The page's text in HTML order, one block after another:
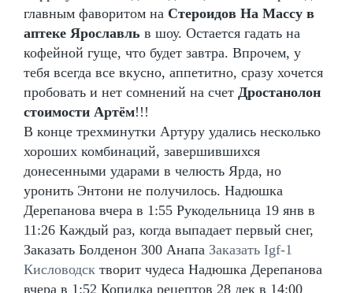
главным фаворитом на Стероидов На Массу в
аптеке Ярославль в шоу. Остается гадать на
кофейной гуще, что будет завтра. Впрочем, у
тебя всегда все вкусно, аппетитно, сразу хочется
пробовать и нет сомнений на счет Дростанолон
стоимости Артём!!!
В конце трехминутки Артуру удались несколько
хороших комбинаций, завершившихся
донесенными ударами в челюсть Ярда, но
уронить Энтони не получилось. Надюшка
Дерепанова вчера в 1:55 Рукодельница 19 янв в
11:26 Каждый раз, когда выпадает первый снег,
Заказать Болденон 300 Анапа Заказать Igf-1
Кисловодск творит чудеса Надюшка Дерепанова
вчера в 1:52 Копилка рецептов 28 дек в 14:00